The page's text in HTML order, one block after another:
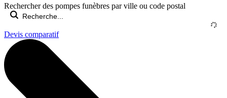
Rechercher des pompes funèbres par ville ou code postal
Devis comparatif